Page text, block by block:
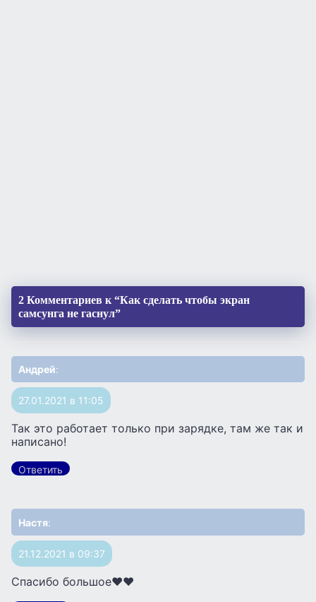
2 Комментариев к “Как сделать чтобы экран
самсунга не гаснул”
Андрей:
27.01.2021 в 11:05
Так это работает только при зарядке, там же так и
написано!
Ответить
Настя:
21.12.2021 в 09:37
Спасибо большое❤❤